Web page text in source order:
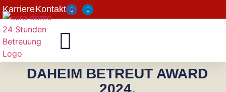
KarriereKontakt
DAHEIM BETREUT AWARD
2024.